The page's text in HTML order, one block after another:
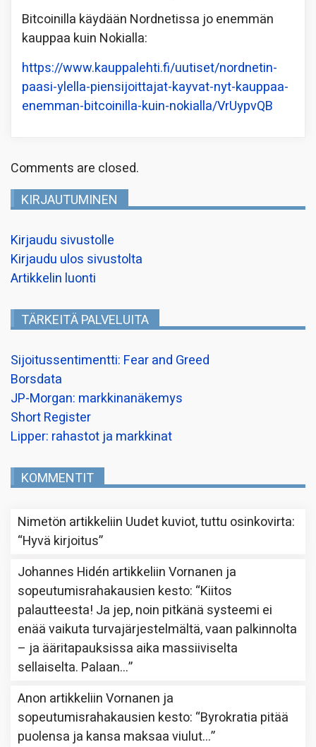
Bitcoinilla käydään Nordnetissa jo enemmän
kauppaa kuin Nokialla:
https://www.kauppalehti.fi/uutiset/nordnetin-
paasi-ylella-piensijoittajat-kayvat-nyt-kauppaa-
enemman-bitcoinilla-kuin-nokialla/VrUypvQB
Comments are closed.
KIRJAUTUMINEN
Kirjaudu sivustolle
Kirjaudu ulos sivustolta
Artikkelin luonti
TÄRKEITÄ PALVELUITA
Sijoitussentimentti: Fear and Greed
Borsdata
JP-Morgan: markkinanäkemys
Short Register
Lipper: rahastot ja markkinat
KOMMENTIT
Nimetön artikkeliin Uudet kuviot, tuttu osinkovirta:
“Hyvä kirjoitus”
Johannes Hidén artikkeliinVornanen ja
sopeutumisrahakausien kesto: “Kiitos
palautteesta! Ja jep, noin pitkänä systeemi ei
enää vaikuta turvajärjestelmältä, vaan palkinnolta
– ja ääritapauksissa aika massiiviselta
sellaiselta. Palaan…”
Anon artikkeliinVornanen ja
sopeutumisrahakausien kesto: “Byrokratia pitää
puolensa ja kansa maksaa viulut…”